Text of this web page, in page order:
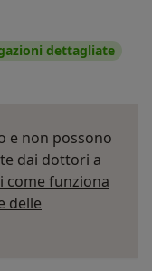
dettagliate
e non possono
dai dottori a
come funziona
delle